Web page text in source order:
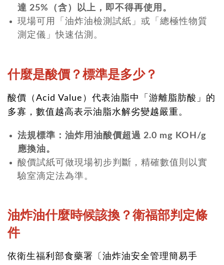
達 25%（含）以上，即不得再使用。
現場可用「油炸油檢測試紙」或「總極性物質
測定儀」快速估測。
什麼是酸價？標準是多少？
酸價（Acid Value）代表油脂中「游離脂肪酸」的
多寡，數值越高表示油脂水解劣變越嚴重。
法規標準：油炸用油酸價超過 2.0 mg KOH/g
應換油。
酸價試紙可做現場初步判斷，精確數值則以實
驗室滴定法為準。
油炸油什麼時候該換？衛福部判定條
件
依衛生福利部食藥署〔油炸油安全管理簡易手